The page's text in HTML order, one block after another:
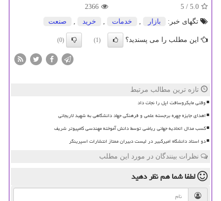
5.0
/ 5
2366
تگهای خبر:
بازار , خدمات , خرید , صنعت
این مطلب را می پسندید؟ (1)
(0)
تازه ترین مطالب مرتبط
وقتی مایکروسافت اپل را نجات داد
اهدای جایزه چهره برجسته علمی و فرهنگی جهاد دانشگاهی به شهید لاریجانی
کسب مدال اتحادیه جهانی ریاضی توسط دانش آموخته مهندسی کامپیوتر شریف
دو استاد دانشگاه امیرکبیر در لیست دبیران ممتاز انتشارات اسپرینگر
نظرات بینندگان در مورد این مطلب
لطفا شما همنظر دهید